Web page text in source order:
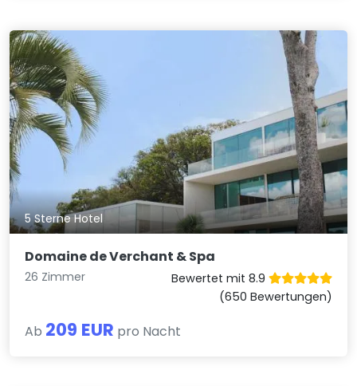
5 Sterne Hotel
Domaine de Verchant & Spa
26 Zimmer
Bewertet mit 8.9
(650 Bewertungen)
Ab 209 EUR pro Nacht